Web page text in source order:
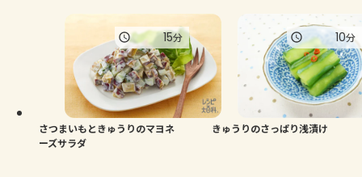
さつまいもときゅうりのマヨネ
ーズサラダ
15分
きゅうりのさっぱり浅漬け
10分